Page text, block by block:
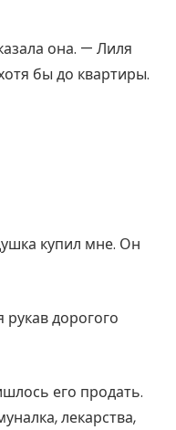
она. — Лиля
бы до квартиры.
купил мне. Он
дорогого
его продать.
лекарства,